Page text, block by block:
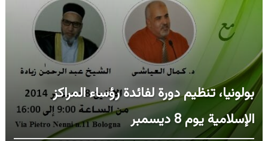
بولونيا، تنظيم دورة لفائدة رؤساء المراكز
الإسلامية يوم 8 ديسمبر